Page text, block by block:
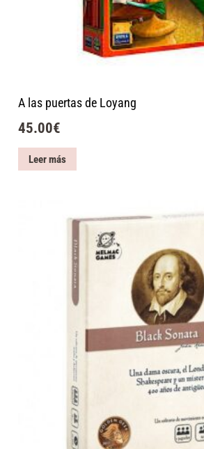
A las puertas de Loyang
45.00€
Leer más